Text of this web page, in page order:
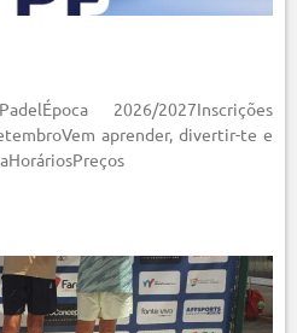
2026/2027Inscrições
aprender, divertir-te e